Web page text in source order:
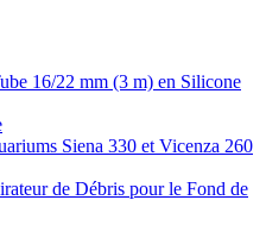
16/22 mm (3 m) en Silicone
Siena 330 et Vicenza 260
de Débris pour le Fond de